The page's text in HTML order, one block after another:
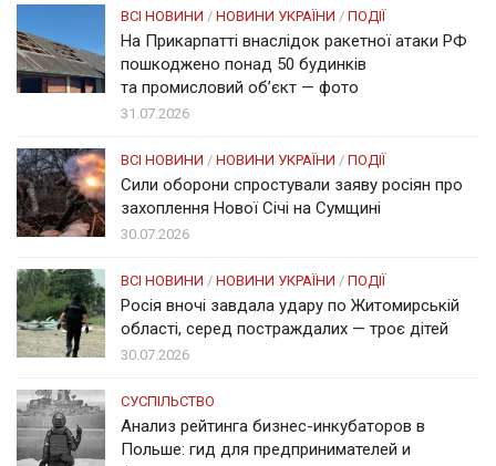
ВСІ НОВИНИ / НОВИНИ УКРАЇНИ / ПОДІЇ
На Прикарпатті внаслідок ракетної атаки РФ
пошкоджено понад 50 будинків
та промисловий об’єкт — фото
31.07.2026
ВСІ НОВИНИ / НОВИНИ УКРАЇНИ / ПОДІЇ
Сили оборони спростували заяву росіян про
захоплення Нової Січі на Сумщині
30.07.2026
ВСІ НОВИНИ / НОВИНИ УКРАЇНИ / ПОДІЇ
Росія вночі завдала удару по Житомирській
області, серед постраждалих — троє дітей
30.07.2026
СУСПІЛЬСТВО
Анализ рейтинга бизнес-инкубаторов в
Польше: гид для предпринимателей и